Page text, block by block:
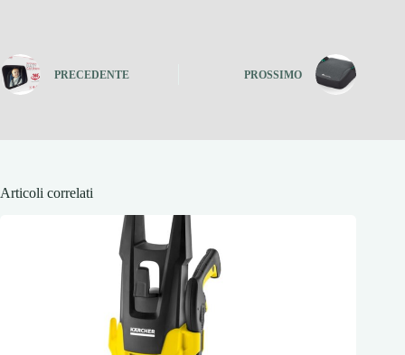
PRECEDENTE PROSSIMO
Articoli correlati